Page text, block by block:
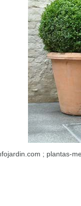
; plantas-